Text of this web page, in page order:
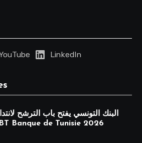
LinkedIn
البنك التونسي يفتح باب الترشح
BT Banque de Tunisie 2026